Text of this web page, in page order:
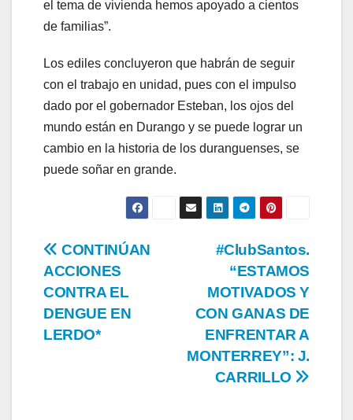
el tema de vivienda hemos apoyado a cientos
de familias”.
Los ediles concluyeron que habrán de seguir
con el trabajo en unidad, pues con el impulso
dado por el gobernador Esteban, los ojos del
mundo están en Durango y se puede lograr un
cambio en la historia de los duranguenses, se
puede soñar en grande.
Navegación
de
entradas
#ClubSantos.
“ESTAMOS
MOTIVADOS Y
CON GANAS DE
ENFRENTAR A
MONTERREY”: J.
CARRILLO
CONTINÚAN
ACCIONES
CONTRA EL
DENGUE EN
LERDO*